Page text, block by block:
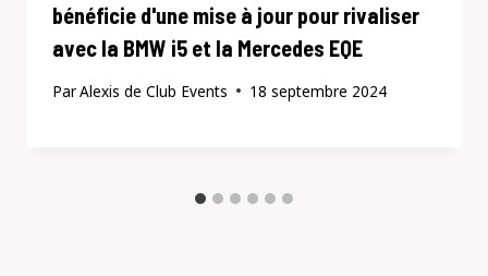
bénéficie d'une mise à jour pour rivaliser
avec la BMW i5 et la Mercedes EQE
ParAlexis de Club Events 18 septembre 2024